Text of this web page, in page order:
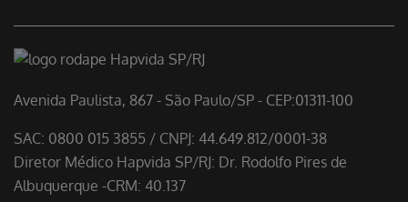
Avenida Paulista, 867 - São Paulo/SP - CEP:01311-100
SAC: 0800 015 3855 / CNPJ: 44.649.812/0001-38
Diretor Médico Hapvida SP/RJ: Dr. Rodolfo Pires de
Albuquerque -CRM: 40.137